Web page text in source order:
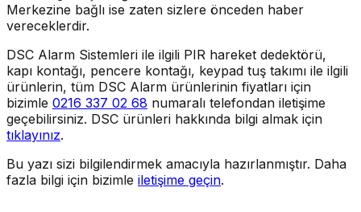
Merkezine bağlı ise zaten sizlere önceden haber
vereceklerdir.
DSC Alarm Sistemleri ile ilgili PIR hareket dedektörü,
kapı kontağı, pencere kontağı, keypad tuş takımı ile ilgili
ürünlerin, tüm DSC Alarm ürünlerinin fiyatları için
bizimle 0216 337 02 68 numaralı telefondan iletişime
geçebilirsiniz. DSC ürünleri hakkında bilgi almak için
tıklayınız.
Bu yazı sizi bilgilendirmek amacıyla hazırlanmıştır. Daha
fazla bilgi için bizimle iletişime geçin.